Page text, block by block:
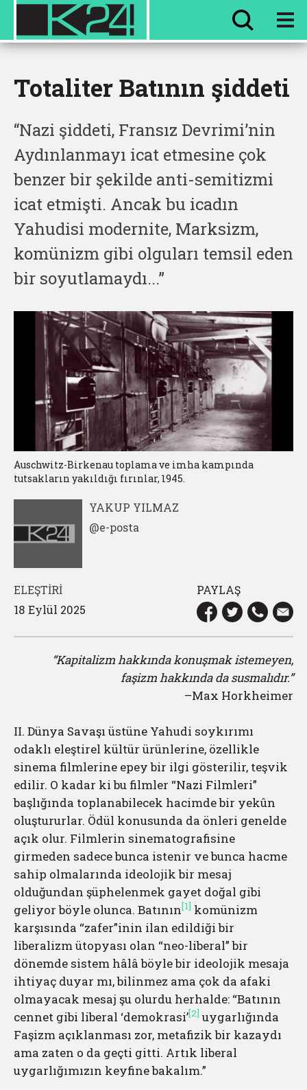
HER ŞEY
EVVEL ZAMAN
Totaliter Batının şiddeti
“Nazi şiddeti, Fransız Devrimi’nin
Aydınlanmayı icat etmesine çok
benzer bir şekilde anti-semitizmi
icat etmişti. Ancak bu icadın
Yahudisi modernite, Marksizm,
komünizm gibi olguları temsil eden
bir soyutlamaydı...”
Auschwitz-Birkenau toplama ve imha kampında
tutsakların yakıldığı fırınlar, 1945.
YAKUP YILMAZ
@e-posta
ELEŞTİRİ
18 Eylül 2025
PAYLAŞ
“Kapitalizm hakkında konuşmak istemeyen,
faşizm hakkında da susmalıdır.”
–Max Horkheimer
II. Dünya Savaşı üstüne Yahudi soykırımı
odaklı eleştirel kültür ürünlerine, özellikle
sinema filmlerine epey bir ilgi gösterilir, teşvik
edilir. O kadar ki bu filmler “Nazi Filmleri”
başlığında toplanabilecek hacimde bir yekûn
oluştururlar. Ödül konusunda da önleri genelde
açık olur. Filmlerin sinematografisine
girmeden sadece bunca istenir ve bunca hacme
sahip olmalarında ideolojik bir mesaj
olduğundan şüphelenmek gayet doğal gibi
geliyor böyle olunca. Batının[1] komünizm
karşısında “zafer”inin ilan edildiği bir
liberalizm ütopyası olan “neo-liberal” bir
dönemde sistem hâlâ böyle bir ideolojik mesaja
ihtiyaç duyar mı, bilinmez ama çok da afaki
olmayacak mesaj şu olurdu herhalde: “Batının
cennet gibi liberal ‘demokrasi’[2] uygarlığında
Faşizm açıklanması zor, metafizik bir kazaydı
ama zaten o da geçti gitti. Artık liberal
uygarlığımızın keyfine bakalım.”